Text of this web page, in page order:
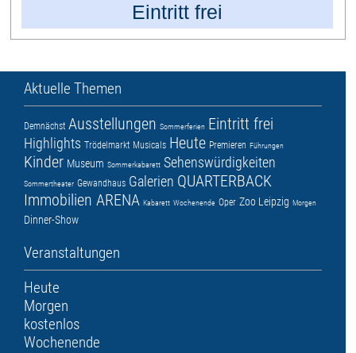
Eintritt frei
Aktuelle Themen
Demnächst Ausstellungen Sommerferien Eintritt frei
Highlights Trödelmarkt Musicals Heute Premieren Führungen
Kinder Museum Sommerkabarett Sehenswürdigkeiten
Sommertheater Gewandhaus Galerien QUARTERBACK
Immobilien ARENA Kabarett Wochenende Oper Zoo Leipzig Morgen
Dinner-Show
Veranstaltungen
Heute
Morgen
kostenlos
Wochenende